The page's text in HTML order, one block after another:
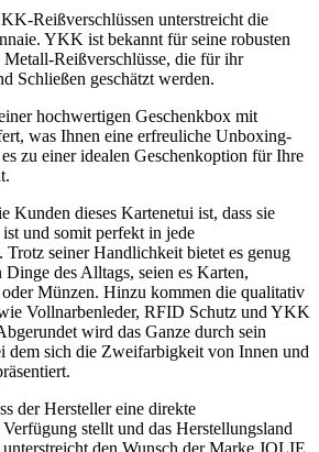
Reißverschlüssen unterstreicht die
YKK ist bekannt für seine robusten
Reißverschlüsse, die für ihr
Schließen geschätzt werden.
hochwertigen Geschenkbox mit
was Ihnen eine erfreuliche Unboxing-
zu einer idealen Geschenkoption für Ihre
Kunden dieses Kartenetui ist, dass sie
und somit perfekt in jede
Trotz seiner Handlichkeit bietet es genug
des Alltags, seien es Karten,
Münzen. Hinzu kommen die qualitativ
Vollnarbenleder, RFID Schutz und YKK
wird das Ganze durch sein
dem sich die Zweifarbigkeit von Innen und
der Hersteller eine direkte
stellt und das Herstellungsland